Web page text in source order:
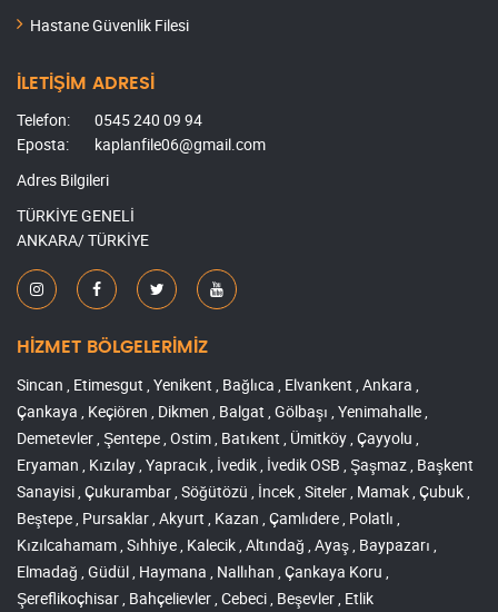
Hastane Güvenlik Filesi
İLETİŞİM ADRESİ
Telefon:
0545 240 09 94
Eposta:
kaplanfile06@gmail.com
Adres Bilgileri
TÜRKİYE GENELİ
ANKARA/ TÜRKİYE
HİZMET BÖLGELERİMİZ
Sincan , Etimesgut , Yenikent , Bağlıca , Elvankent , Ankara ,
Çankaya , Keçiören , Dikmen , Balgat , Gölbaşı , Yenimahalle ,
Demetevler , Şentepe , Ostim , Batıkent , Ümitköy , Çayyolu ,
Eryaman , Kızılay , Yapracık , İvedik , İvedik OSB , Şaşmaz , Başkent
Sanayisi , Çukurambar , Söğütözü , İncek , Siteler , Mamak , Çubuk ,
Beştepe , Pursaklar , Akyurt , Kazan , Çamlıdere , Polatlı ,
Kızılcahamam , Sıhhiye , Kalecik , Altındağ , Ayaş , Baypazarı ,
Elmadağ , Güdül , Haymana , Nallıhan , Çankaya Koru ,
Şereflikoçhisar , Bahçelievler , Cebeci , Beşevler , Etlik